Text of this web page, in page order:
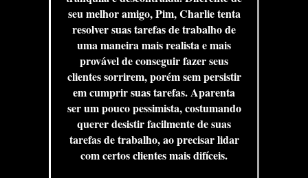
seu melhor amigo, Pim, Charlie tenta
resolver suas tarefas de trabalho de
uma maneira mais realista e mais
provável de conseguir fazer seus
clientes sorrirem, porém sem persistir
em cumprir suas tarefas. Aparenta
ser um pouco pessimista, costumando
querer desistir facilmente de suas
tarefas de trabalho, ao precisar lidar
com certos clientes mais difíceis.